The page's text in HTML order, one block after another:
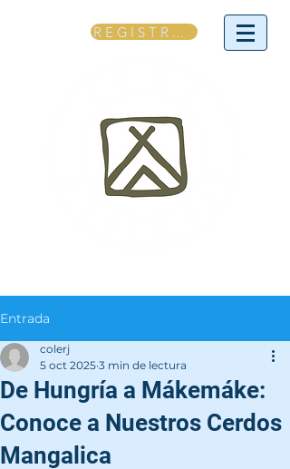
REGÍSTRATE
Entrada
De Hungría a Mákemáke:
Conoce a Nuestros Cerdos
Mangalica
colerj
5 oct 2025 3 min de lectura